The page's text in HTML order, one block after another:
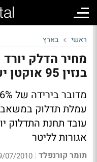
ראשי בארץ
מחיר הדלק
בנזין 95 אוקטן יעמוד על 6.47 שקל
עמלת תדלוק
אגורות לליטר
תומר קורנפלד |
2010 15:04